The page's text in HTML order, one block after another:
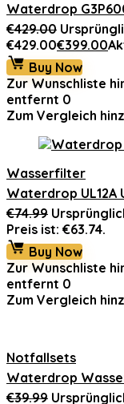
Waterdrop
€429.00
€429.00€399.00
Buy Now
Zur Wunschliste
entfernt 0
Zum Vergleich
Wasserfilter
Waterdrop
€74.99
Preis ist: €63.74.
Buy Now
Zur Wunschliste
entfernt 0
Zum Vergleich
Notfallsets
Waterdrop
€39.99